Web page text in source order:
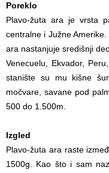
Poreklo
Plavo-žuta ara je vrsta
centralne i Južne
ara nastanjuje središnji
Venecuelu, Ekvador,
stanište su mu kišne
močvare, savane pod
500 do 1.500m.
Izgled
Plavo-žuta ara raste
1500g. Kao što i sam